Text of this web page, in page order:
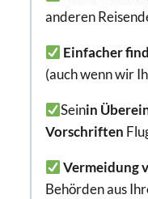
anderen
Einfacher
(auch wenn wir
Seinin
Vorschriften
Vermeidung
Behörden aus